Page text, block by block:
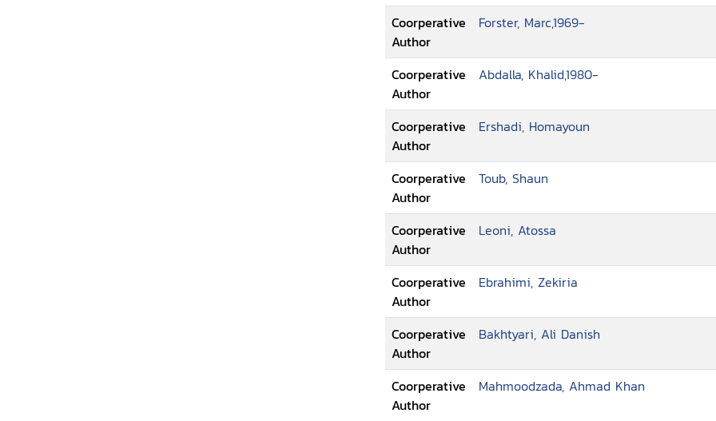
Coorperative
Author
Forster, Marc,1969-
Coorperative
Author
Abdalla, Khalid,1980-
Coorperative
Author
Ershadi, Homayoun
Coorperative
Author
Toub, Shaun
Coorperative
Author
Leoni, Atossa
Coorperative
Author
Ebrahimi, Zekiria
Coorperative
Author
Bakhtyari, Ali Danish
Coorperative
Author
Mahmoodzada, Ahmad Khan